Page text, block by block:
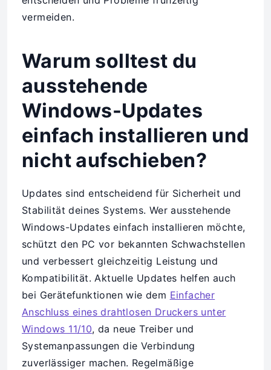
vermeiden.
Warum solltest du
ausstehende
Windows-Updates
einfach installieren und
nicht aufschieben?
Updates sind entscheidend für Sicherheit und
Stabilität deines Systems. Wer ausstehende
Windows-Updates einfach installieren möchte,
schützt den PC vor bekannten Schwachstellen
und verbessert gleichzeitig Leistung und
Kompatibilität. Aktuelle Updates helfen auch
bei Gerätefunktionen wie dem Einfacher
Anschluss eines drahtlosen Druckers unter
Windows 11/10, da neue Treiber und
Systemanpassungen die Verbindung
zuverlässiger machen. Regelmäßige